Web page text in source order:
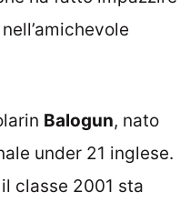
Balogun, nato
under 21 inglese.
il classe 2001 sta